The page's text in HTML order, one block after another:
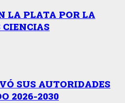
LA PLATA POR LA
CIENCIAS
SUS AUTORIDADES
2026-2030